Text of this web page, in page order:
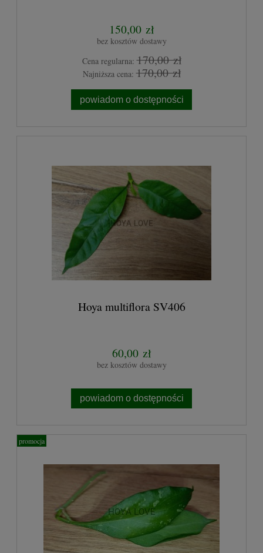
150,00 zł
bez kosztów dostawy
Cena regularna:170,00 zł
Najniższa cena:170,00 zł
powiadom o dostępności
Hoya multiflora SV406
60,00 zł
bez kosztów dostawy
powiadom o dostępności
promocja